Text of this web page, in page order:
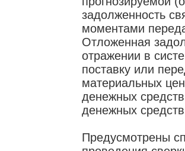
задолженность
моментами
Отложенная
отражении в
поставку или
материальных
денежных
денежных
Предусмотрены